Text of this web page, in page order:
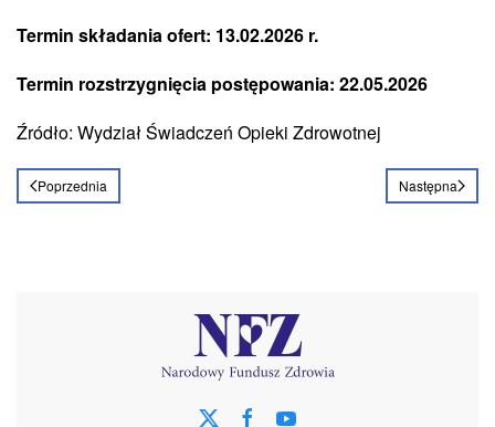
Termin składania ofert: 13.02.2026 r.
Termin rozstrzygnięcia postępowania: 22.05.2026
Źródło: Wydział Świadczeń Opieki Zdrowotnej
Poprzednia Następna